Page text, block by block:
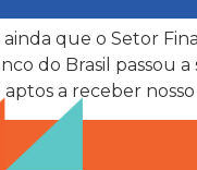
que o Setor
do Brasil passou
aptos a receber